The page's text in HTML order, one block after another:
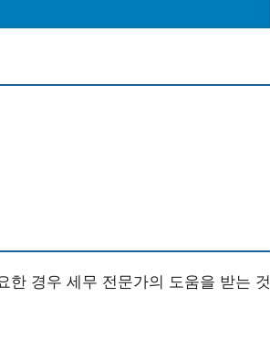
한 경우 세무 전문가의 도움을 받는 것